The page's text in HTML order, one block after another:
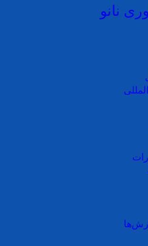
نانو
اروپایی ایمن تر برای نانو مواد